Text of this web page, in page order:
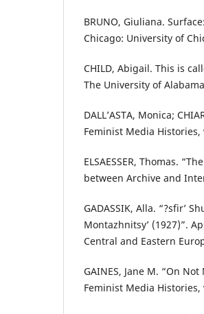
BRUNO, Giuliana.
Chicago: University of
CHILD, Abigail. This is
The University of
DALL’ASTA, Monica;
Feminist Media Histories,
ELSAESSER, Thomas.
between Archive and
GADASSIK, Alla. “?sfir’
Montazhnitsy’ (1927)”.
Central and Eastern
GAINES, Jane M. “On
Feminist Media Histories,